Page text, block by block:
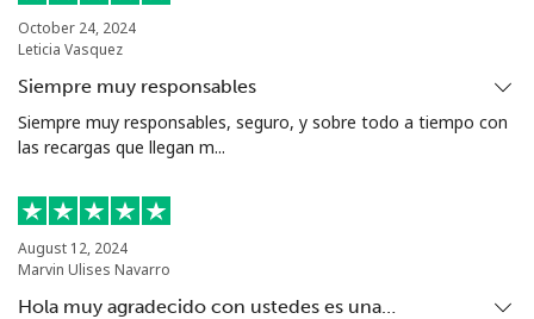
Turkmenistan
Línea fija ⁦29.5¢⁩
Celular ⁦34.5¢⁩
Turks And Caicos Islands
Línea fija ⁦31.9¢⁩
October 24, 2024
Leticia Vasquez
Siempre muy responsables
Siempre muy responsables, seguro, y sobre todo a tiempo con
las recargas que llegan m...
August 12, 2024
Marvin Ulises Navarro
Hola muy agradecido con ustedes es una…